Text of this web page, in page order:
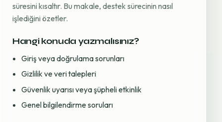
süresini kısaltır. Bu makale, destek sürecinin nasıl
işlediğini özetler.
Hangi konuda yazmalısınız?
Giriş veya doğrulama sorunları
Gizlilik ve veri talepleri
Güvenlik uyarısı veya şüpheli etkinlik
Genel bilgilendirme soruları